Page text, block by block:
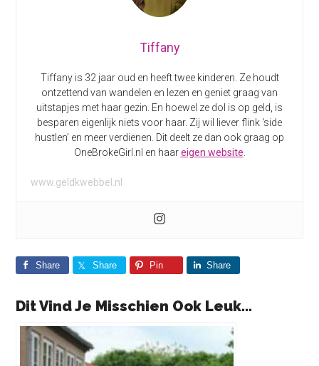
Tiffany
Tiffany is 32 jaar oud en heeft twee kinderen. Ze houdt
ontzettend van wandelen en lezen en geniet graag van
uitstapjes met haar gezin. En hoewel ze dol is op geld, is
besparen eigenlijk niets voor haar. Zij wil liever flink ‘side
hustlen’ en meer verdienen. Dit deelt ze dan ook graag op
OneBrokeGirl.nl en haareigen website
www.geldkwebbel.nl
Share Share Pin Share
Dit Vind Je Misschien Ook Leuk...